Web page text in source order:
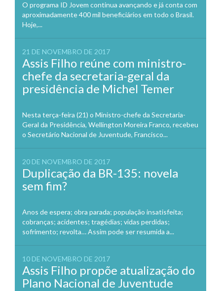
O programa ID Jovem continua avançando e já conta com
aproximadamente 400 mil beneficiários em todo o Brasil.
Hoje,...
21 DE NOVEMBRO DE 2017
Assis Filho reúne com ministro-
chefe da secretaria-geral da
presidência de Michel Temer
Nesta terça-feira (21) o Ministro-chefe da Secretaria-
Geral da Presidência, Wellington Moreira Franco, recebeu
o Secretário Nacional de Juventude, Francisco...
20 DE NOVEMBRO DE 2017
Duplicação da BR-135: novela
sem fim?
Anos de espera; obra parada; população insatisfeita;
cobranças; acidentes; tragédias; vidas perdidas;
sofrimento; revolta… Assim pode ser resumida a...
10 DE NOVEMBRO DE 2017
Assis Filho propõe atualização do
Plano Nacional de Juventude